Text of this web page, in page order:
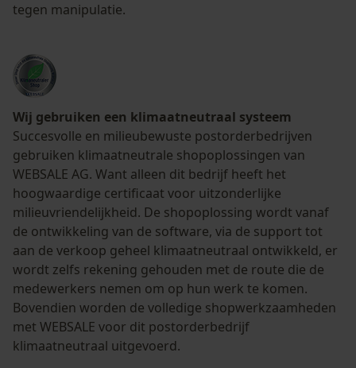
tegen manipulatie.
Wij gebruiken een klimaatneutraal systeem
Succesvolle en milieubewuste postorderbedrijven
gebruiken klimaatneutrale shopoplossingen van
WEBSALE AG. Want alleen dit bedrijf heeft het
hoogwaardige certificaat voor uitzonderlijke
milieuvriendelijkheid. De shopoplossing wordt vanaf
de ontwikkeling van de software, via de support tot
aan de verkoop geheel klimaatneutraal ontwikkeld, er
wordt zelfs rekening gehouden met de route die de
medewerkers nemen om op hun werk te komen.
Bovendien worden de volledige shopwerkzaamheden
met WEBSALE voor dit postorderbedrijf
klimaatneutraal uitgevoerd.